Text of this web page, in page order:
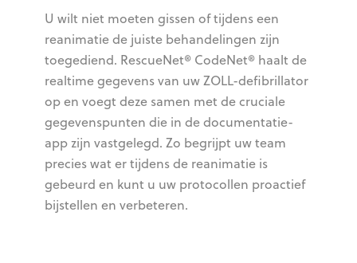
U wilt niet moeten gissen of tijdens een
reanimatie de juiste behandelingen zijn
toegediend. RescueNet® CodeNet® haalt de
realtime gegevens van uw ZOLL-defibrillator
op en voegt deze samen met de cruciale
gegevenspunten die in de documentatie-
app zijn vastgelegd. Zo begrijpt uw team
precies wat er tijdens de reanimatie is
gebeurd en kunt u uw protocollen proactief
bijstellen en verbeteren.